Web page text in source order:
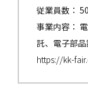
従業員数：
事業内容：
託、電子部
https://kk-